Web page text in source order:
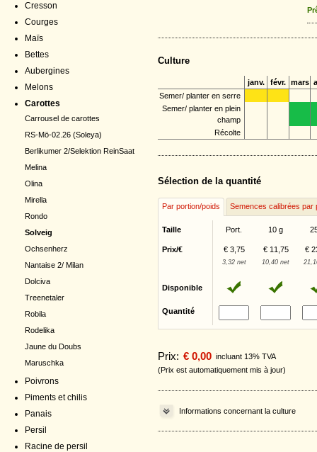
Cresson
Courges
Maïs
Bettes
Aubergines
Melons
Carottes
Carrousel de carottes
RS-Mö-02.26 (Soleya)
Berlikumer 2/Selektion ReinSaat
Melina
Olina
Mirella
Rondo
Solveig
Ochsenherz
Nantaise 2/ Milan
Dolciva
Treenetaler
Robila
Rodelika
Jaune du Doubs
Maruschka
Poivrons
Piments et chilis
Panais
Persil
Racine de persil
Culture
janv. févr. mars
Semer/ planter en serre
Semer/ planter en plein
champ
Récolte
Sélection de la quantité
Par portion/poids Semences calibrées par
Taille Port. 10 g
Prix/€ € 3,75 € 11,75 €
3,32 net 10,40 net
Disponible
Quantité
Prix: € 0,00 incluant 13% TVA
(Prix est automatiquement mis à jour)
Informations concernant la culture